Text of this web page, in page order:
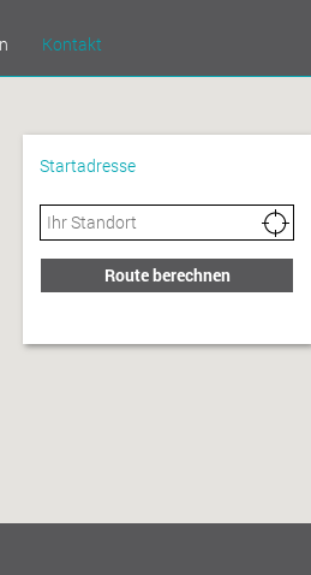
Kontakt
Startadresse
Route berechnen